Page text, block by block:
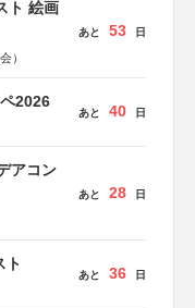
ト 絵画
）
あと 53 日
2026
あと 40 日
アコン
あと 28 日
ト
あと 36 日